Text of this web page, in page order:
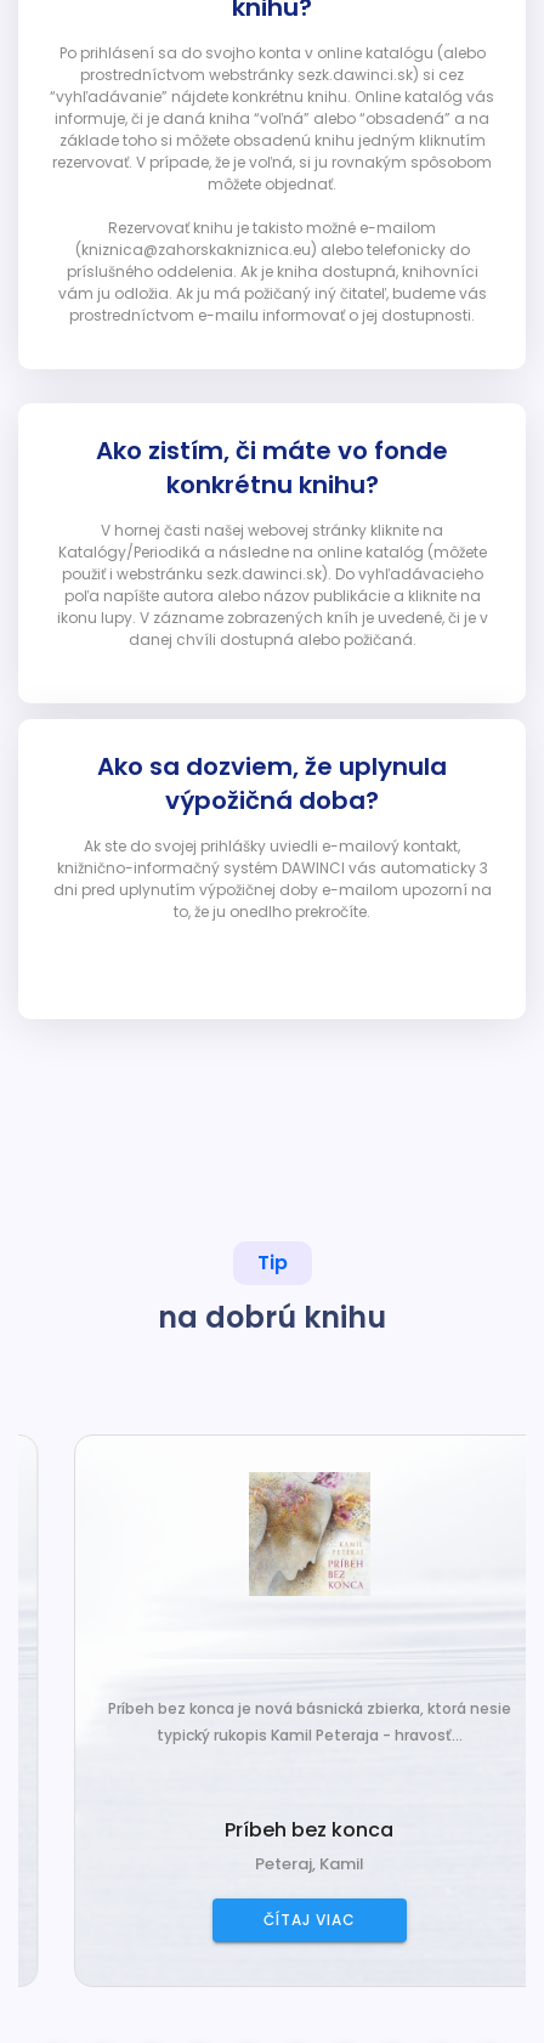
Po prihlásení sa do svojho konta v online katalógu (alebo
prostredníctvom webstránky sezk.dawinci.sk) si cez
“vyhľadávanie” nájdete konkrétnu knihu. Online katalóg vás
informuje, či je daná kniha “voľná” alebo “obsadená” a na
základe toho si môžete obsadenú knihu jedným kliknutím
rezervovať. V prípade, že je voľná, si ju rovnakým spôsobom
môžete objednať.
Rezervovať knihu je takisto možné e-mailom
(kniznica@zahorskakniznica.eu) alebo telefonicky do
príslušného oddelenia. Ak je kniha dostupná, knihovníci
vám ju odložia. Ak ju má požičaný iný čitateľ, budeme vás
prostredníctvom e-mailu informovať o jej dostupnosti.
Ako zistím, či máte vo fonde
konkrétnu knihu?
V hornej časti našej webovej stránky kliknite na
Katalógy/Periodiká a následne na online katalóg (môžete
použiť i webstránku sezk.dawinci.sk). Do vyhľadávacieho
poľa napíšte autora alebo názov publikácie a kliknite na
ikonu lupy. V zázname zobrazených kníh je uvedené, či je v
danej chvíli dostupná alebo požičaná.
Ako sa dozviem, že uplynula
výpožičná doba?
Ak ste do svojej prihlášky uviedli e-mailový kontakt,
knižnično-informačný systém DAWINCI vás automaticky 3
dni pred uplynutím výpožičnej doby e-mailom upozorní na
to, že ju onedlho prekročíte.
Tip
na dobrú knihu
Príbeh bez konca je nová básnická zbierka, ktorá nesie
typický rukopis Kamil Peteraja - hravosť...
Príbeh bez konca
Peteraj, Kamil
ČÍTAJ VIAC